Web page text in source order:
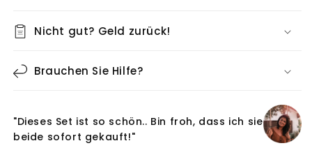
Nicht gut? Geld zurück!
Brauchen Sie Hilfe?
"Dieses Set ist so schön.. Bin froh, dass ich sie
beide sofort gekauft!"